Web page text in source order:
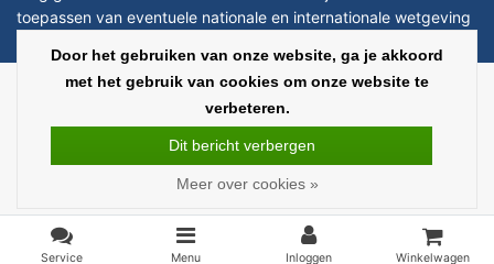
toepassen van eventuele nationale en internationale wetgeving
Copyright © 2026 - Laboratorium Discounter - All rights reserved - Theme by
Alle bedragen zijn exclusief BTW
Service Menu Inloggen Winkelwagen
Door het gebruiken van onze website, ga je akkoord
met het gebruik van cookies om onze website te
verbeteren.
Dit bericht verbergen
Meer over cookies »